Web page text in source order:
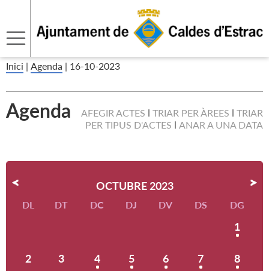
Inici | Agenda | 16-10-2023
Agenda AFEGIR ACTES TRIAR PER ÀREES
TRIAR
PER TIPUS D'ACTES
ANAR A UNA DATA
OCTUBRE 2023
DL DT DC DJ DV DS DG
1
2 3 4 5 6 7 8